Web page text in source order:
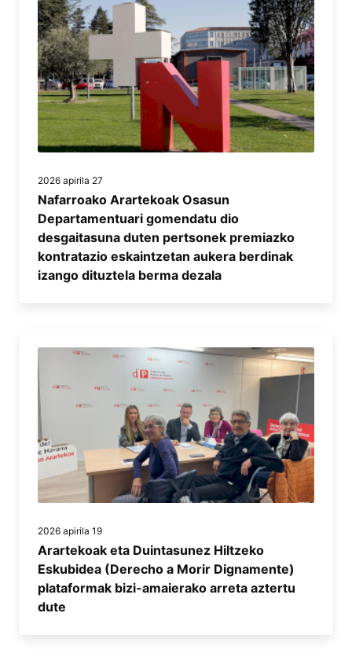
2026 apirila 27
Nafarroako Arartekoak Osasun
Departamentuari gomendatu dio
desgaitasuna duten pertsonek premiazko
kontratazio eskaintzetan aukera berdinak
izango dituztela berma dezala
2026 apirila 19
Arartekoak eta Duintasunez Hiltzeko
Eskubidea (Derecho a Morir Dignamente)
plataformak bizi-amaierako arreta aztertu
dute